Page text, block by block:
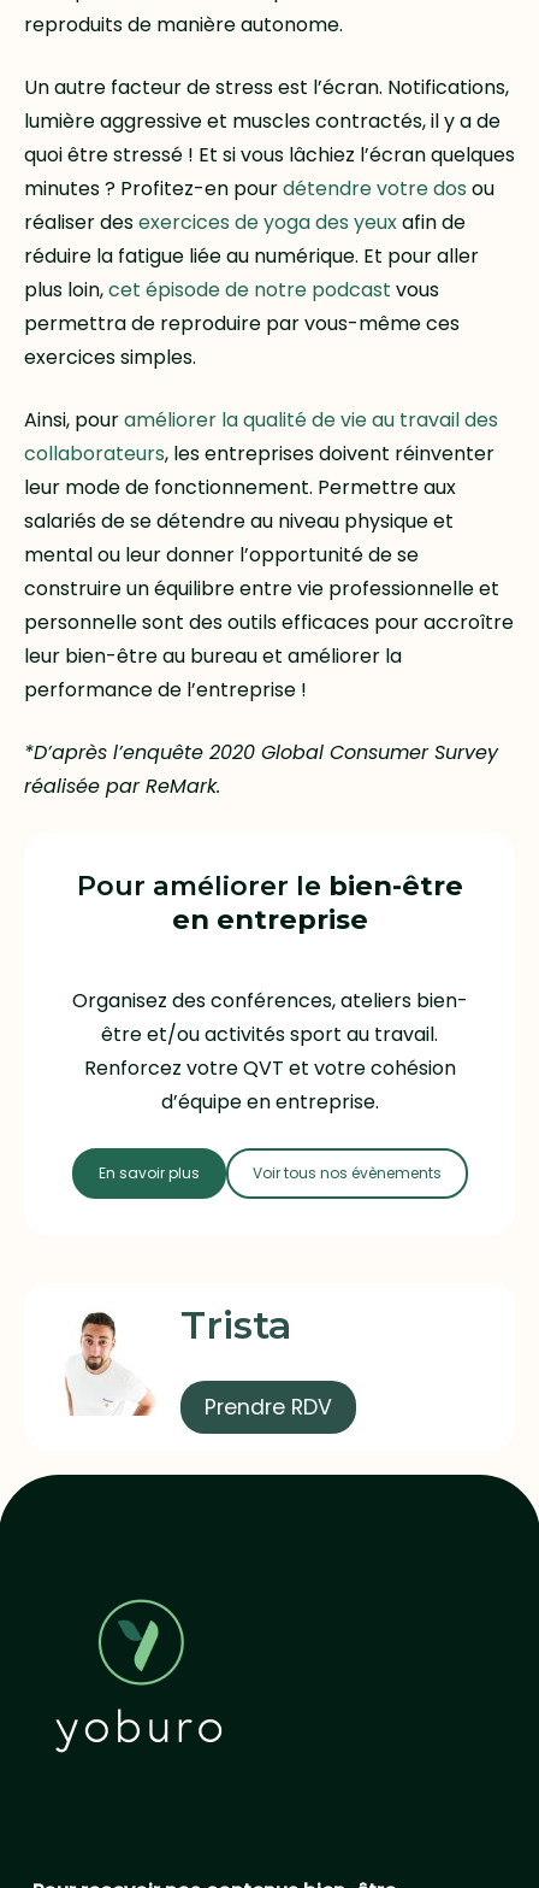
reproduits de manière autonome.
Un autre facteur de stress est l’écran. Notifications,
lumière aggressive et muscles contractés, il y a de
quoi être stressé ! Et si vous lâchiez l’écran quelques
minutes ? Profitez-en pourdétendre votre dos ou
réaliser desexercices de yoga des yeuxafin de
réduire la fatigue liée au numérique. Et pour aller
plus loin,cet épisode de notre podcast vous
permettra de reproduire par vous-même ces
exercices simples.
Ainsi, pouraméliorer la qualité de vie au travail des
collaborateurs, les entreprises doivent réinventer
leur mode de fonctionnement. Permettre aux
salariés de se détendre au niveau physique et
mental ou leur donner l’opportunité de se
construire un équilibre entre vie professionnelle et
personnelle sont des outils efficaces pour accroître
leur bien-être au bureau et améliorer la
performance de l’entreprise !
*D’après l’enquête 2020 Global Consumer Survey
réalisée par ReMark.
Pour améliorer le bien-être
en entreprise
Organisez des conférences, ateliers bien-
être et/ou activités sport au travail.
Renforcez votre QVT et votre cohésion
d’équipe en entreprise.
En savoir plus Voir tous nos évènements
Trista
Prendre RDV